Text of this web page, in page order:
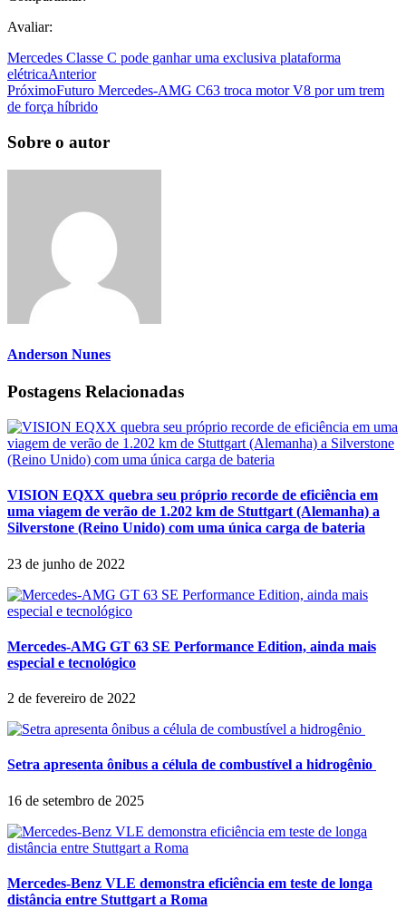
Avaliar:
Mercedes Classe C pode ganhar uma exclusiva plataforma
elétricaAnterior
PróximoFuturo Mercedes-AMG C63 troca motor V8 por um trem
de força híbrido
Sobre o autor
Anderson Nunes
Postagens Relacionadas
VISION EQXX quebra seu próprio recorde de eficiência em
uma viagem de verão de 1.202 km de Stuttgart (Alemanha) a
Silverstone (Reino Unido) com uma única carga de bateria
23 de junho de 2022
Mercedes-AMG GT 63 SE Performance Edition, ainda mais
especial e tecnológico
2 de fevereiro de 2022
Setra apresenta ônibus a célula de combustível a hidrogênio
16 de setembro de 2025
Mercedes-Benz VLE demonstra eficiência em teste de longa
distância entre Stuttgart a Roma